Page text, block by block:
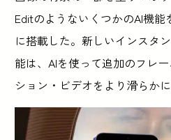
EditのようないくつかのAI機
に搭載した。新しいインスタ
能は、AIを使って追加のフレ
ション・ビデオをより滑らか